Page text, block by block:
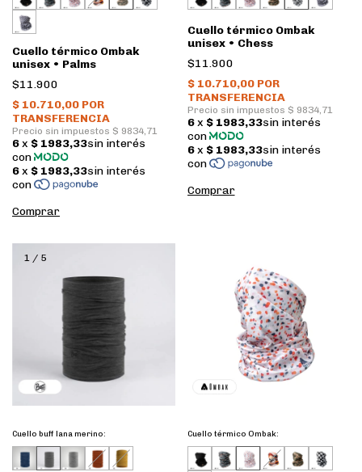
Cuello térmico Ombak
unisex • Palms
$11.900
Cuello térmico Ombak
unisex • Chess
$11.900
1 / 5
Cuello buff lana merino: Cuello térmico Ombak: